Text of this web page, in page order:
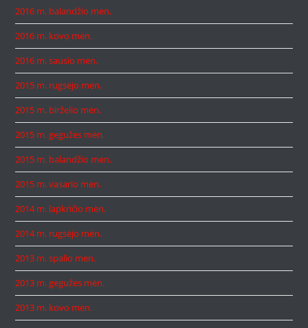
2016 m. balandžio mėn.
2016 m. kovo mėn.
2016 m. sausio mėn.
2015 m. rugsėjo mėn.
2015 m. birželio mėn.
2015 m. gegužės mėn.
2015 m. balandžio mėn.
2015 m. vasario mėn.
2014 m. lapkričio mėn.
2014 m. rugsėjo mėn.
2013 m. spalio mėn.
2013 m. gegužės mėn.
2013 m. kovo mėn.